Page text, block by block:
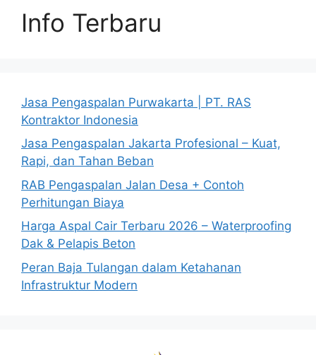
Info Terbaru
Jasa Pengaspalan Purwakarta | PT. RAS
Kontraktor Indonesia
Jasa Pengaspalan Jakarta Profesional – Kuat,
Rapi, dan Tahan Beban
RAB Pengaspalan Jalan Desa + Contoh
Perhitungan Biaya
Harga Aspal Cair Terbaru 2026 – Waterproofing
Dak & Pelapis Beton
Peran Baja Tulangan dalam Ketahanan
Infrastruktur Modern